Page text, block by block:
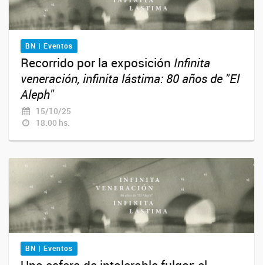
BN | Eventos
Recorrido por la exposición Infinita
veneración, infinita lástima: 80 años de "El
Aleph"
15/10/25
18:00 hs.
BN | Eventos